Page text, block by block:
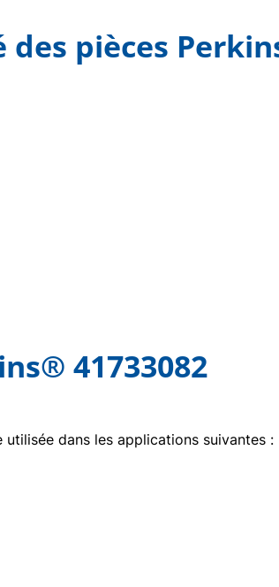
pièces
41733082
utilisée dans les applications suivantes :